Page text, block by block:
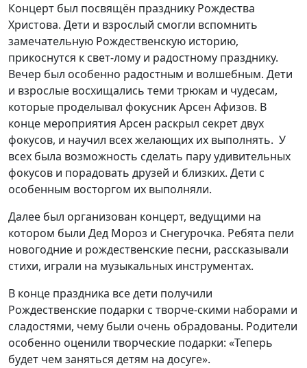
Концерт был посвящён празднику Рождества
Христова. Дети и взрослый смогли вспомнить
замечательную Рождественскую историю,
прикоснутся к свет-лому и радостному празднику.
Вечер был особенно радостным и волшебным. Дети
и взрослые восхищались теми трюкам и чудесам,
которые проделывал фокусник Арсен Афизов. В
конце мероприятия Арсен раскрыл секрет двух
фокусов, и научил всех желающих их выполнять. У
всех была возможность сделать пару удивительных
фокусов и порадовать друзей и близких. Дети с
особенным восторгом их выполняли.
Далее был организован концерт, ведущими на
котором были Дед Мороз и Снегурочка. Ребята пели
новогодние и рождественские песни, рассказывали
стихи, играли на музыкальных инструментах.
В конце праздника все дети получили
Рождественские подарки с творче-скими наборами и
сладостями, чему были очень обрадованы. Родители
особенно оценили творческие подарки: «Теперь
будет чем заняться детям на досуге».